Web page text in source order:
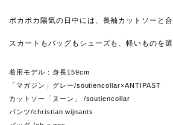
ポカポカ陽気の日中には、長袖カットソーと合
スカートもバッグもシューズも、軽いものを
着用モデル：身長159cm
「マガジン」グレー/soutiencollar×ANTIPAST
カットソー「ヌーン」 /soutiencollar
パンツ/christian wijnants